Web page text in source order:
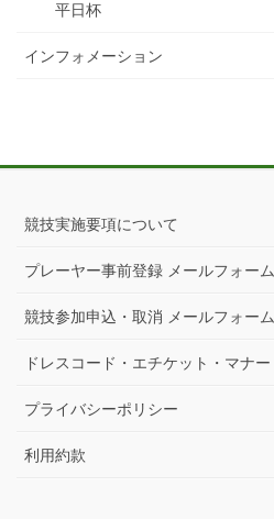
平日杯
インフォメーション
競技実施要項について
プレーヤー事前登録 メールフォーム
競技参加申込・取消 メールフォーム
ドレスコード・エチケット・マナー
プライバシーポリシー
利用約款